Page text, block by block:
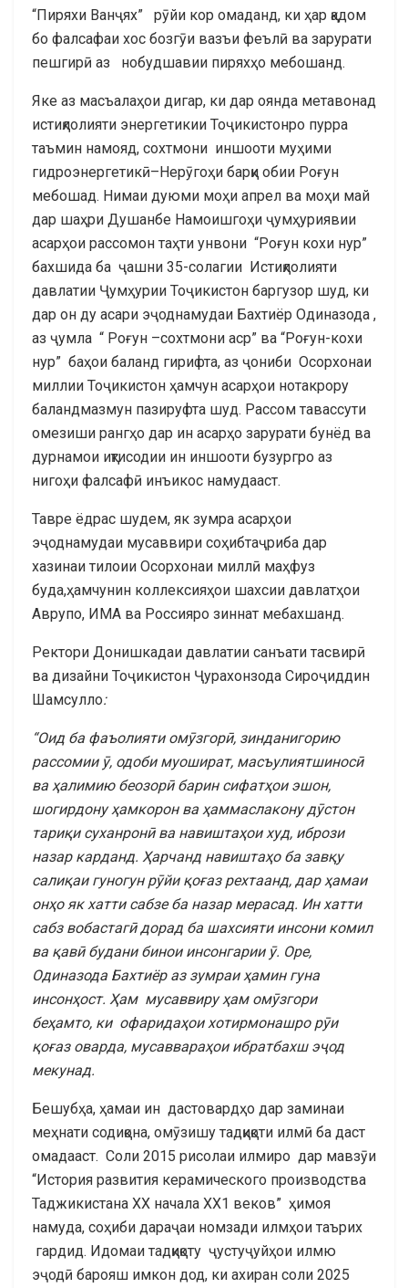
“Пиряхи Ванҷях” рӯйи кор омаданд, ки ҳар қадом
бо фалсафаи хос бозгӯи вазъи феълӣ ва зарурати
пешгирӣ аз нобудшавии пиряхҳо мебошанд.
Яке аз масъалаҳои дигар, ки дар оянда метавонад
истиқлолияти энергетикии Тоҷикистонро пурра
таъмин намояд, сохтмони иншооти муҳими
гидроэнергетикӣ–Нерӯгоҳи барқи обии Роғун
мебошад. Нимаи дуюми моҳи апрел ва моҳи май
дар шаҳри Душанбе Намоишгоҳи ҷумҳуриявии
асарҳои рассомон таҳти унвони “Роғун кохи нур”
бахшида ба ҷашни 35-солагии Истиқлолияти
давлатии Ҷумҳурии Тоҷикистон баргузор шуд, ки
дар он ду асари эҷоднамудаи Бахтиёр Одиназода ,
аз ҷумла “ Роғун –сохтмони аср” ва “Роғун-кохи
нур” баҳои баланд гирифта, аз ҷониби Осорхонаи
миллии Тоҷикистон ҳамчун асарҳои нотакрору
баландмазмун пазируфта шуд. Рассом тавассути
омезиши рангҳо дар ин асарҳо зарурати бунёд ва
дурнамои иқтисодии ин иншооти бузургро аз
нигоҳи фалсафӣ инъикос намудааст.
Тавре ёдрас шудем, як зумра асарҳои
эҷоднамудаи мусаввири соҳибтаҷриба дар
хазинаи тилоии Осорхонаи миллӣ маҳфуз
буда,ҳамчунин коллексияҳои шахсии давлатҳои
Аврупо, ИМА ва Россияро зиннат мебахшанд.
Ректори Донишкадаи давлатии санъати тасвирӣ
ва дизайни Тоҷикистон Ҷурахонзода Сироҷиддин
Шамсулло:
“Оид ба фаъолияти омӯзгорӣ, зинданигорию
рассомии ӯ, одоби муошират, масъулиятшиносӣ
ва ҳалимию беозорӣ барин сифатҳои эшон,
шогирдону ҳамкорон ва ҳаммаслакону дӯстон
тариқи суханронӣ ва навиштаҳои худ, ибрози
назар карданд. Ҳарчанд навиштаҳо ба завқу
салиқаи гуногун рӯйи қоғаз рехтаанд, дар ҳамаи
онҳо як хатти сабзе ба назар мерасад. Ин хатти
сабз вобастагӣ дорад ба шахсияти инсони комил
ва қавӣ будани бинои инсонгарии ӯ. Оре,
Одиназода Бахтиёр аз зумраи ҳамин гуна
инсонҳост. Ҳам мусаввиру ҳам омӯзгори
беҳамто, ки офаридаҳои хотирмонашро рӯи
қоғаз оварда, мусаввараҳои ибратбахш эҷод
мекунад.
Бешубҳа, ҳамаи ин дастовардҳо дар заминаи
меҳнати содиқона, омӯзишу тадқиқоти илмӣ ба даст
омадааст. Соли 2015 рисолаи илмиро дар мавзӯи
“История развития керамического производства
Таджикистана ХХ начала ХХ1 веков” ҳимоя
намуда, соҳиби дараҷаи номзади илмҳои таърих
гардид. Идомаи тадқиқоту ҷустуҷуйҳои илмю
эҷодӣ барояш имкон дод, ки ахиран соли 2025